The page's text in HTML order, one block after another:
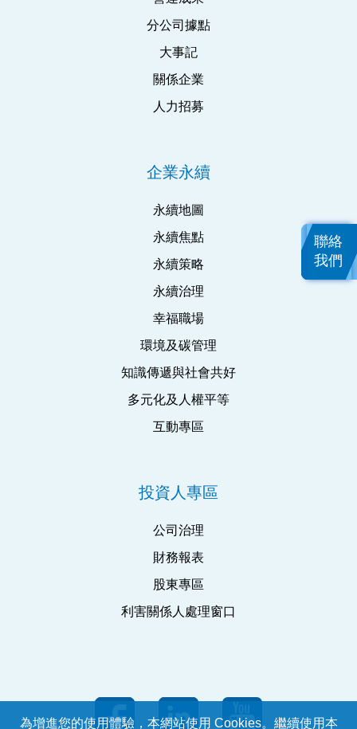
分公司據點
大事記
關係企業
人力招募
企業永續
永續地圖
永續焦點
永續策略
永續治理
幸福職場
環境及碳管理
知識傳遞與社會共好
多元化及人權平等
互動專區
投資人專區
公司治理
財務報表
股東專區
利害關係人處理窗口
為增進您的使用體驗，本網站使用 Cookies。繼續使用本
聯絡
我們